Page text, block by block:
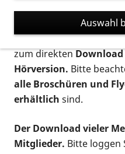
suchen. Die meisten
verschiedenen
postalischen
zum direktenDownload
Hörversion. Bitte
alle Broschüren und
erhältlich sind.
Der Download vieler
Mitglieder. Bitte loggen
Auswahl